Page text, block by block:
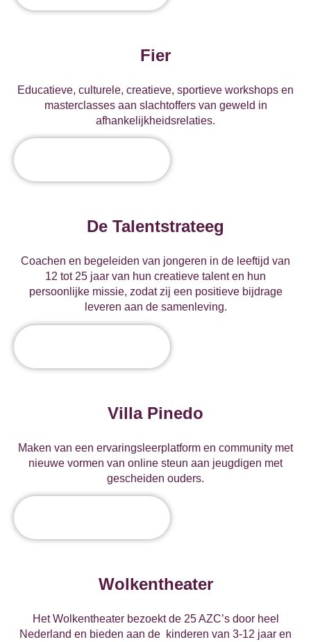
Fier
Educatieve, culturele, creatieve, sportieve workshops en
masterclasses aan slachtoffers van geweld in
afhankelijkheidsrelaties.
De Talentstrateeg
Coachen en begeleiden van jongeren in de leeftijd van
12 tot 25 jaar van hun creatieve talent en hun
persoonlijke missie, zodat zij een positieve bijdrage
leveren aan de samenleving.
Villa Pinedo
Maken van een ervaringsleerplatform en community met
nieuwe vormen van online steun aan jeugdigen met
gescheiden ouders.
Wolkentheater
Het Wolkentheater bezoekt de 25 AZC’s door heel
Nederland en bieden aan de kinderen van 3-12 jaar en